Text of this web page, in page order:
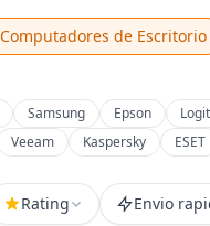
Computadores de Escritorio
Samsung Epson
Veeam Kaspersky ESET
Rating Envio